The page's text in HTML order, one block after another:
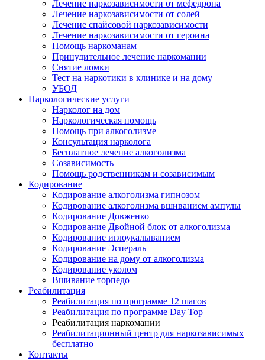
Лечение наркозависимости от мефедрона
Лечение наркозависимости от солей
Лечение спайсовой наркозависимости
Лечение наркозависимости от героина
Помощь наркоманам
Принудительное лечение наркомании
Снятие ломки
Тест на наркотики в клинике и на дому
УБОД
Наркологические услуги
Нарколог на дом
Наркологическая помощь
Помощь при алкоголизме
Консультация нарколога
Бесплатное лечение алкоголизма
Созависимость
Помощь родственникам и созависимым
Кодирование
Кодирование алкоголизма гипнозом
Кодирование алкоголизма вшиванием ампулы
Кодирование Довженко
Кодирование Двойной блок от алкоголизма
Кодирование иглоукалыванием
Кодирование Эспераль
Кодирование на дому от алкоголизма
Кодирование уколом
Вшивание торпедо
Реабилитация
Реабилитация по программе 12 шагов
Реабилитация по программе Day Top
Реабилитация наркомании
Реабилитационный центр для наркозависимых
бесплатно
Контакты